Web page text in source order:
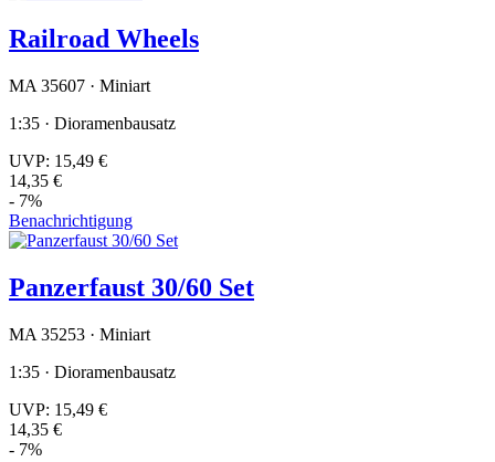
Railroad Wheels
MA 35607 · Miniart
1:35 · Dioramenbausatz
UVP: 15,49 €
14,35 €
- 7%
Benachrichtigung
Panzerfaust 30/60 Set
MA 35253 · Miniart
1:35 · Dioramenbausatz
UVP: 15,49 €
14,35 €
- 7%